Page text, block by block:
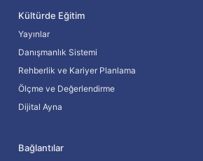
Kültürde Eğitim
Yayınlar
Danışmanlık Sistemi
Rehberlik ve Kariyer Planlama
Ölçme ve Değerlendirme
Dijital Ayna
Bağlantılar